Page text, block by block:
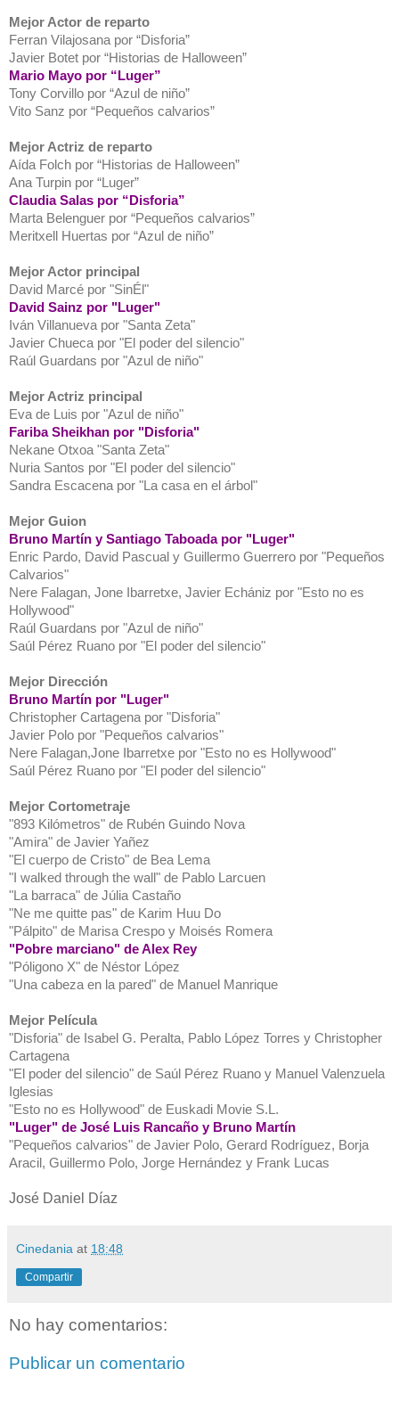
Mejor Actor de reparto
Ferran Vilajosana por “Disforia”
Javier Botet por “Historias de Halloween”
Mario Mayo por “Luger”
Tony Corvillo por “Azul de niño”
Vito Sanz por “Pequeños calvarios”
Mejor Actriz de reparto
Aída Folch por “Historias de Halloween”
Ana Turpin por “Luger”
Claudia Salas por “Disforia”
Marta Belenguer por “Pequeños calvarios”
Meritxell Huertas por “Azul de niño”
Mejor Actor principal
David Marcé por "SinÉl"
David Sainz por "Luger"
Iván Villanueva por "Santa Zeta"
Javier Chueca por "El poder del silencio"
Raúl Guardans por "Azul de niño"
Mejor Actriz principal
Eva de Luis por "Azul de niño"
Fariba Sheikhan por "Disforia"
Nekane Otxoa "Santa Zeta"
Nuria Santos por "El poder del silencio"
Sandra Escacena por "La casa en el árbol"
Mejor Guion
Bruno Martín y Santiago Taboada por "Luger"
Enric Pardo, David Pascual y Guillermo Guerrero por "Pequeños
Calvarios"
Nere Falagan, Jone Ibarretxe, Javier Echániz por "Esto no es
Hollywood"
Raúl Guardans por "Azul de niño"
Saúl Pérez Ruano por "El poder del silencio"
Mejor Dirección
Bruno Martín por "Luger"
Christopher Cartagena por "Disforia"
Javier Polo por "Pequeños calvarios"
Nere Falagan,Jone Ibarretxe por "Esto no es Hollywood"
Saúl Pérez Ruano por "El poder del silencio"
Mejor Cortometraje
"893 Kilómetros" de Rubén Guindo Nova
"Amira" de Javier Yañez
"El cuerpo de Cristo" de Bea Lema
"I walked through the wall" de Pablo Larcuen
"La barraca" de Júlia Castaño
"Ne me quitte pas" de Karim Huu Do
"Pálpito" de Marisa Crespo y Moisés Romera
"Pobre marciano" de Alex Rey
"Póligono X" de Néstor López
"Una cabeza en la pared" de Manuel Manrique
Mejor Película
"Disforia" de Isabel G. Peralta, Pablo López Torres y Christopher
Cartagena
"El poder del silencio" de Saúl Pérez Ruano y Manuel Valenzuela
Iglesias
"Esto no es Hollywood" de Euskadi Movie S.L.
"Luger" de José Luis Rancaño y Bruno Martín
"Pequeños calvarios" de Javier Polo, Gerard Rodríguez, Borja
Aracil, Guillermo Polo, Jorge Hernández y Frank Lucas
José Daniel Díaz
Cinedania at 18:48
Compartir
No hay comentarios:
Publicar un comentario